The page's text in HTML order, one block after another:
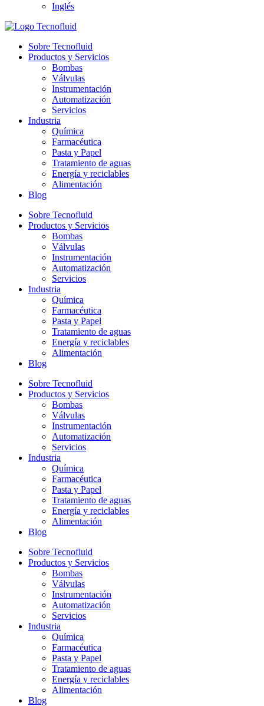
Inglés
Sobre Tecnofluid
Productos y Servicios
Bombas
Válvulas
Instrumentación
Automatización
Servicios
Industria
Química
Farmacéutica
Pasta y Papel
Tratamiento de aguas
Energía y reciclables
Alimentación
Blog
Sobre Tecnofluid
Productos y Servicios
Bombas
Válvulas
Instrumentación
Automatización
Servicios
Industria
Química
Farmacéutica
Pasta y Papel
Tratamiento de aguas
Energía y reciclables
Alimentación
Blog
Sobre Tecnofluid
Productos y Servicios
Bombas
Válvulas
Instrumentación
Automatización
Servicios
Industria
Química
Farmacéutica
Pasta y Papel
Tratamiento de aguas
Energía y reciclables
Alimentación
Blog
Sobre Tecnofluid
Productos y Servicios
Bombas
Válvulas
Instrumentación
Automatización
Servicios
Industria
Química
Farmacéutica
Pasta y Papel
Tratamiento de aguas
Energía y reciclables
Alimentación
Blog